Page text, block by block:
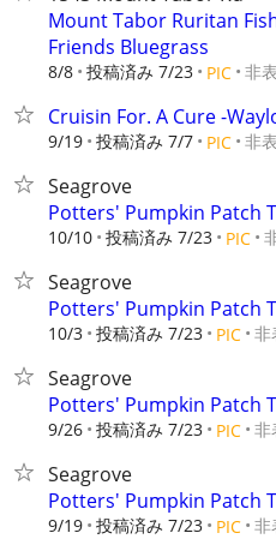
Mount Tabor Ruritan
Friends Bluegrass
8/8 投稿済み 7/23 PIC 非
Cruisin For. A Cure -
9/19 投稿済み 7/7 PIC 非
Seagrove
Potters' Pumpkin Patch
10/10 投稿済み 7/23 PIC
Seagrove
Potters' Pumpkin Patch
10/3 投稿済み 7/23 PIC 非
Seagrove
Potters' Pumpkin Patch
9/26 投稿済み 7/23 PIC 非
Seagrove
Potters' Pumpkin Patch
9/19 投稿済み 7/23 PIC 非